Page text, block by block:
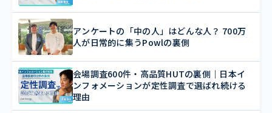
アンケートの「中の人」はどんな人？ 700万
人が日常的に集うPowlの裏側
会場調査600件・高品質HUTの裏側｜日本イ
ンフォメーションが定性調査で選ばれ続ける
理由